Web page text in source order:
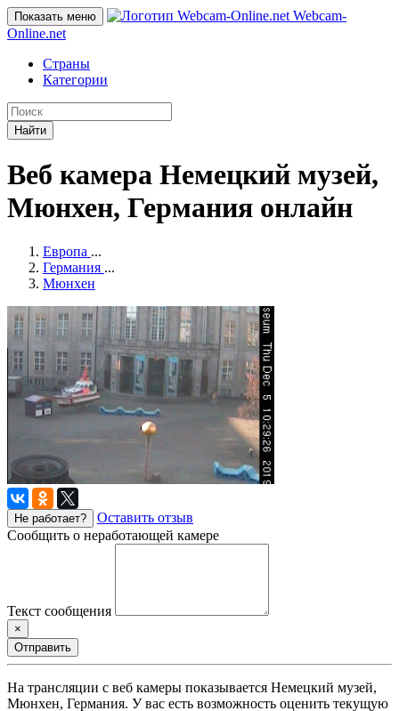
Показать меню
Webcam-
Online.net
Страны
Категории
Найти
Веб камера Немецкий музей,
Мюнхен, Германия онлайн
Европа ...
Германия ...
Мюнхен
Не работает?
Оставить отзыв
Сообщить о неработающей камере
Текст сообщения
×
Отправить
На трансляции с веб камеры показывается Немецкий музей,
Мюнхен, Германия. У вас есть возможность оценить текущую